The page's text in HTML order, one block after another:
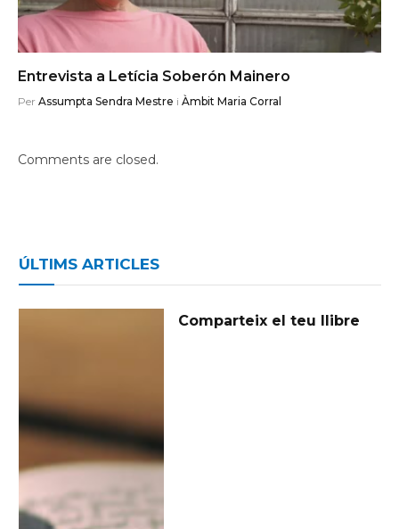
Entrevista a Letícia Soberón Mainero
Per Assumpta Sendra Mestre i Àmbit Maria Corral
Comments are closed.
ÚLTIMS ARTICLES
Comparteix el teu llibre